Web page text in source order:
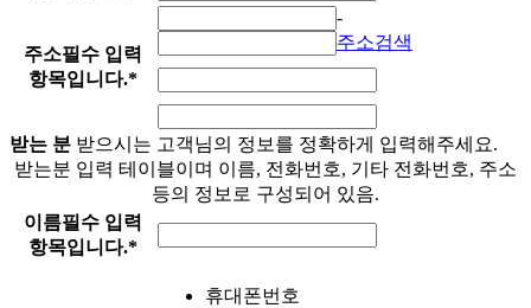
주소필수 입력
항목입니다.*
-
주소검색
받는 분 받으시는 고객님의 정보를 정확하게 입력해주세요.
받는분 입력 테이블이며 이름, 전화번호, 기타 전화번호, 주소
등의 정보로 구성되어 있음.
이름필수 입력
항목입니다.*
휴대폰번호